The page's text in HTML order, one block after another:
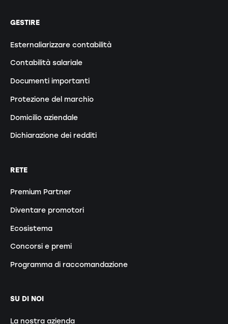
GESTIRE
Esternaliarizzare contabilità
Contabilità salariale
Documenti importanti
Protezione del marchio
Domicilio aziendale
Dichiarazione dei redditi
RETE
Premium Partner
Diventare promotori
Ecosistema
Concorsi e premi
Programma di raccomandazione
SU DI NOI
La nostra azienda